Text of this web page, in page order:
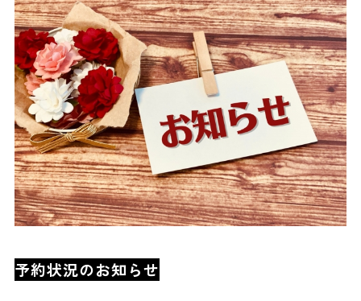
予約状況のお知らせ